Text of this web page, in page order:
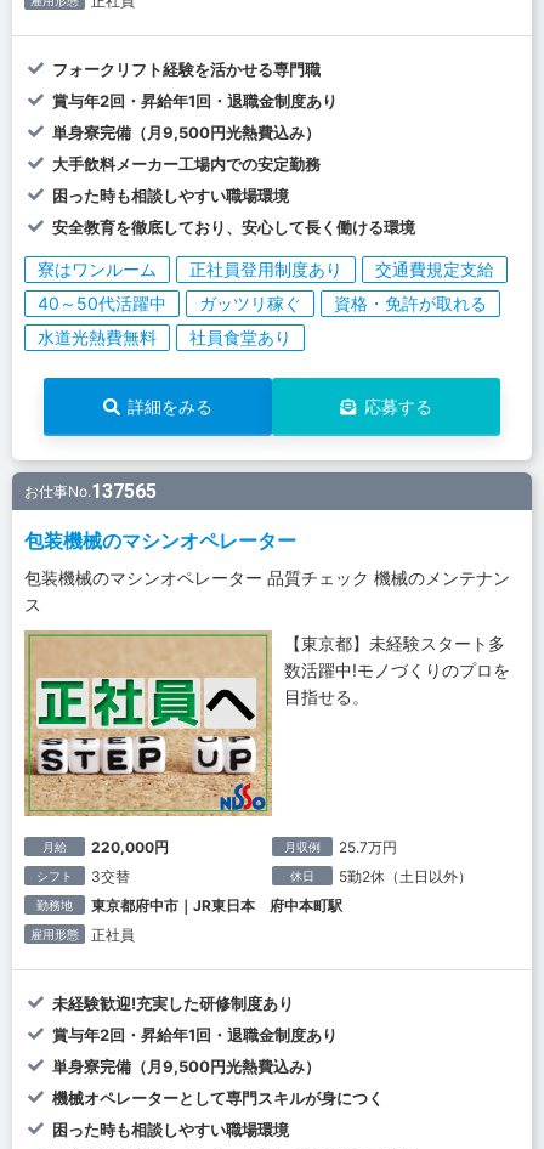
フォークリフト経験を活かせる専門職
賞与年2回・昇給年1回・退職金制度あり
単身寮完備（月9,500円光熱費込み）
大手飲料メーカー工場内での安定勤務
困った時も相談しやすい職場環境
安全教育を徹底しており、安心して長く働ける環境
寮はワンルーム 正社員登用制度あり
交通費規定支給
40～50代活躍中
ガッツリ稼ぐ
資格・免許が取れる
水道光熱費無料
社員食堂あり
詳細をみる 応募する
お仕事No.137565
包装機械のマシンオペレーター
包装機械のマシンオペレーター 品質チェック 機械のメンテナン
ス
【東京都】未経験スタート多
数活躍中!モノづくりのプロを
目指せる。
月給 220,000円 月収例 25.7万円
シフト 3交替 休日 5勤2休（土日以外）
勤務地 東京都府中市｜JR東日本 府中本町駅
雇用形態 正社員
未経験歓迎!充実した研修制度あり
賞与年2回・昇給年1回・退職金制度あり
単身寮完備（月9,500円光熱費込み）
機械オペレーターとして専門スキルが身につく
困った時も相談しやすい職場環境